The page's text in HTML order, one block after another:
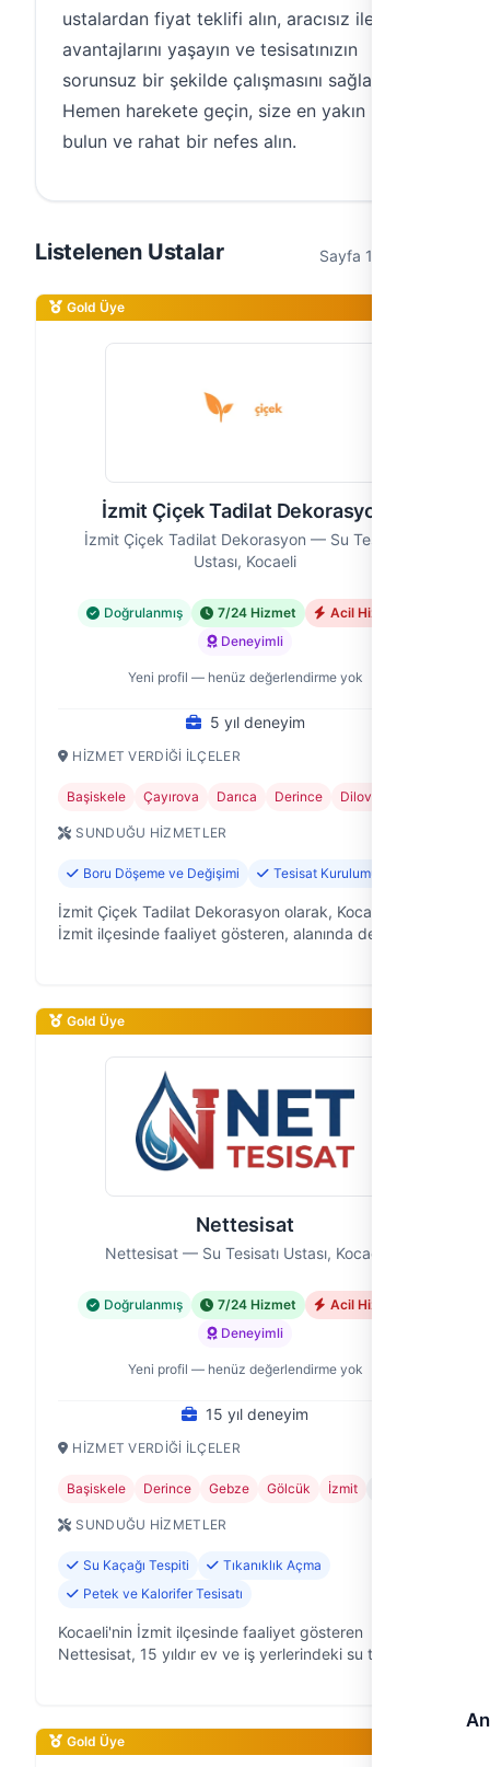
ustalardan fiyat teklifi alın, aracısız iletişimin
avantajlarını yaşayın ve tesisatınızın
sorunsuz bir şekilde çalışmasını sağlayın.
Hemen harekete geçin, size en yakın ustayı
bulun ve rahat bir nefes alın.
Listelenen Ustalar Sayfa 1 / 1 (5 usta)
Gold Üye
İzmit Çiçek Tadilat Dekorasyon
İzmit Çiçek Tadilat Dekorasyon — Su Tesisatı
Ustası, Kocaeli
Doğrulanmış 7/24 Hizmet
Acil Hizmet
Deneyimli
Yeni profil — henüz değerlendirme yok
5 yıl deneyim
HIZMET VERDIĞI İLÇELER
Başiskele Çayırova Darıca Derince Dilovası
SUNDUĞU HIZMETLER
Boru Döşeme ve Değişimi Tesisat Kurulumu
İzmit Çiçek Tadilat Dekorasyon olarak, Kocaeli'nin
İzmit ilçesinde faaliyet gösteren, alanında deneyimli
Gold Üye
Nettesisat
Nettesisat — Su Tesisatı Ustası, Kocaeli
Doğrulanmış 7/24 Hizmet
Acil Hizmet
Deneyimli
Yeni profil — henüz değerlendirme yok
15 yıl deneyim
HIZMET VERDIĞI İLÇELER
Başiskele Derince Gebze Gölcük İzmit
SUNDUĞU HIZMETLER
Su Kaçağı Tespiti
Tıkanıklık Açma
Petek ve Kalorifer Tesisatı
Kocaeli'nin İzmit ilçesinde faaliyet gösteren
Nettesisat, 15 yıldır ev ve iş yerlerindeki su tesisatı
Gold Üye